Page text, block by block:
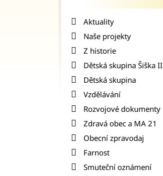
Aktuality
Naše projekty
Z historie
Dětská skupina Šiška II
Dětská skupina
Vzdělávání
Rozvojové dokumenty
Zdravá obec a MA 21
Obecní zpravodaj
Farnost
Smuteční oznámení